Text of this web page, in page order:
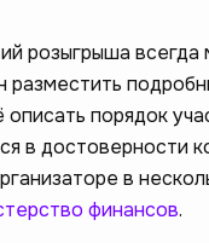
розыгрыша
разместить
порядок
в достоверности
в
финансов.